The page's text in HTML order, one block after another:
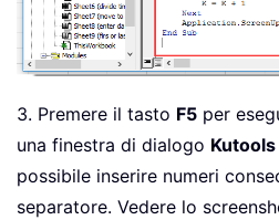
3. Premere il tasto F5 per
una finestra di dialogo
possibile inserire numeri
separatore. Vedere lo